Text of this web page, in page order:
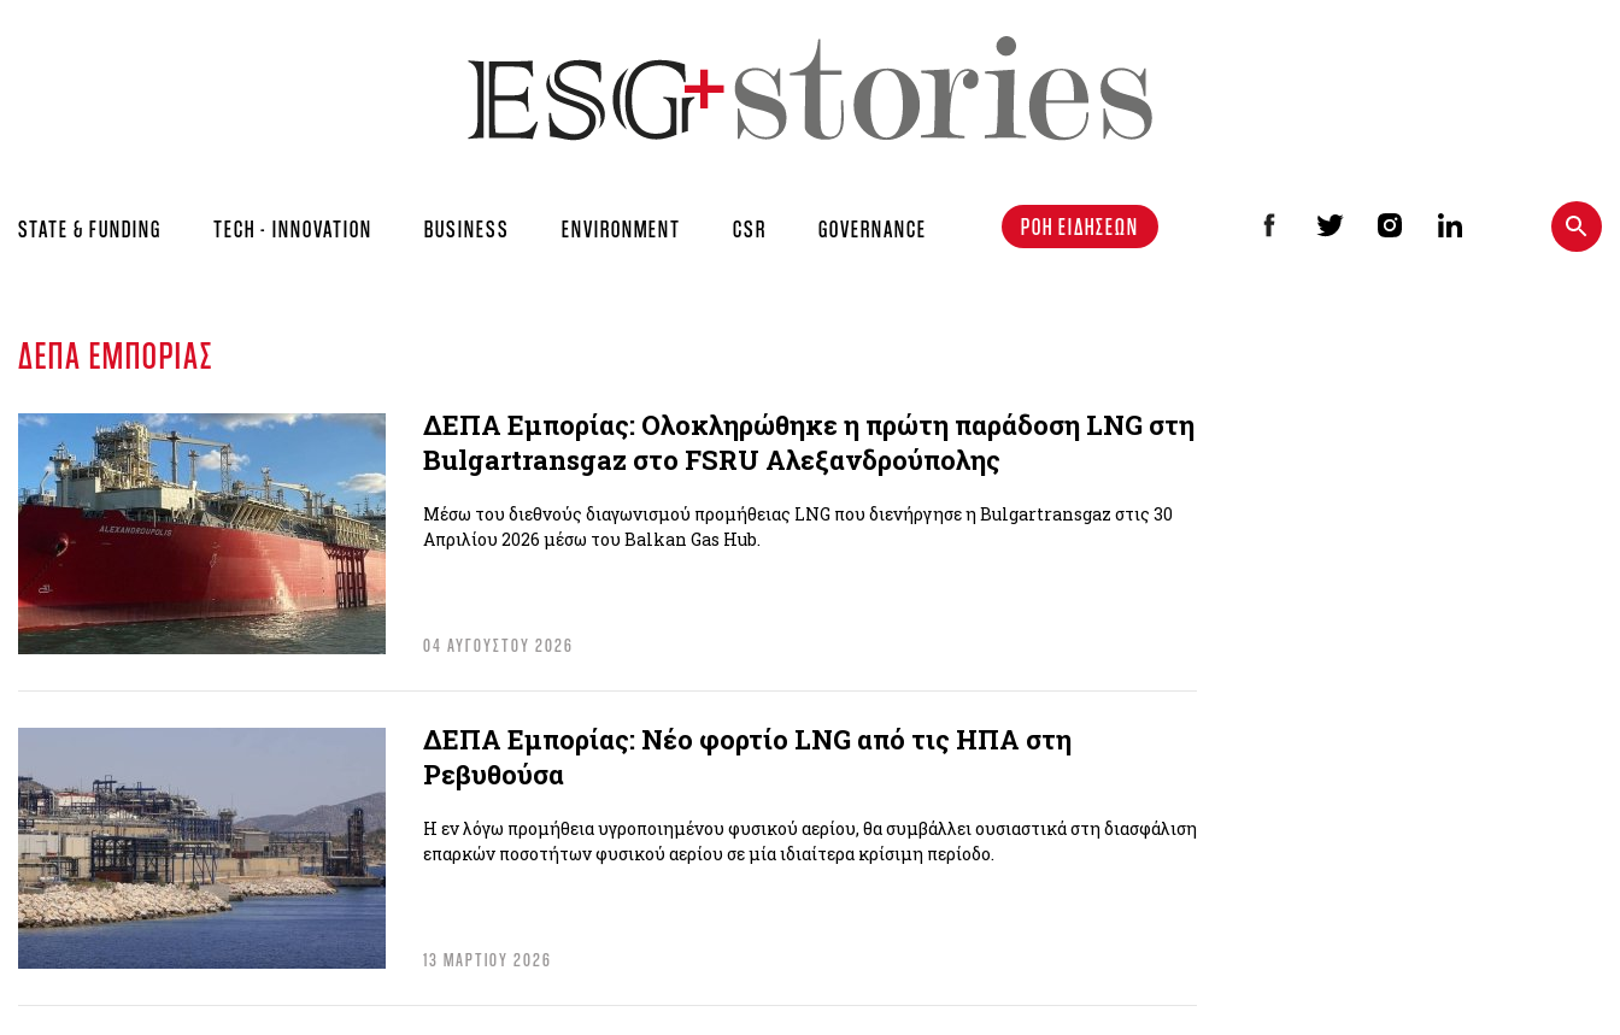
STATE & FUNDING TECH - INNOVATION BUSINESS ENVIRONMENT CSR GOVERNANCE ΡΟΗ ΕΙΔΗΣΕΩΝ
ΔΕΠΑ ΕΜΠΟΡΊΑΣ
ΔΕΠΑ Εμπορίας: Ολοκληρώθηκε η πρώτη παράδοση LNG στη
Bulgartransgaz στο FSRU Αλεξανδρούπολης
Μέσω του διεθνούς διαγωνισμού προμήθειας LNG που διενήργησε η Bulgartransgaz στις 30
Απριλίου 2026 μέσω του Balkan Gas Hub.
04 ΑΥΓΟΥΣΤΟΥ 2026
ΔΕΠΑ Εμπορίας: Νέο φορτίο LNG από τις ΗΠΑ στη
Ρεβυθούσα
Η εν λόγω προμήθεια υγροποιημένου φυσικού αερίου, θα συμβάλλει ουσιαστικά στη διασφάλιση
επαρκών ποσοτήτων φυσικού αερίου σε μία ιδιαίτερα κρίσιμη περίοδο.
13 ΜΑΡΤΙΟΥ 2026